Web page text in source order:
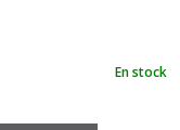
En stock